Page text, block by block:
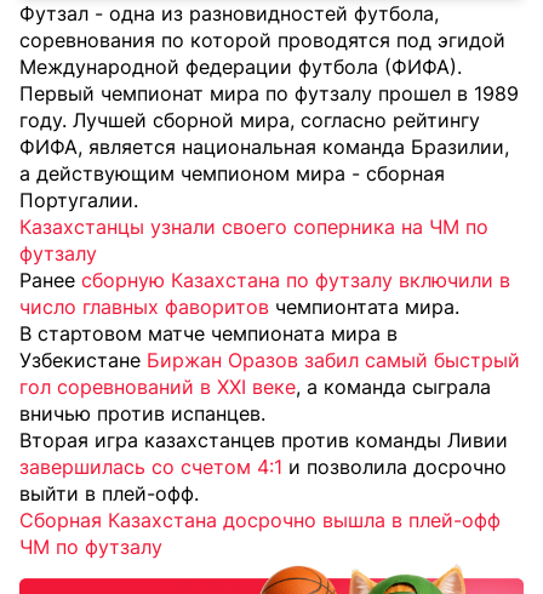
Футзал - одна из разновидностей футбола,
соревнования по которой проводятся под эгидой
Международной федерации футбола (ФИФА).
Первый чемпионат мира по футзалу прошел в 1989
году. Лучшей сборной мира, согласно рейтингу
ФИФА, является национальная команда Бразилии,
а действующим чемпионом мира - сборная
Португалии.
Казахстанцы узнали своего соперника на ЧМ по
футзалу
Ранее сборную Казахстана по футзалу включили в
число главных фаворитов чемпионтата мира.
В стартовом матче чемпионата мира в
Узбекистане Биржан Оразов забил самый быстрый
гол соревнований в XXI веке, а команда сыграла
вничью против испанцев.
Вторая игра казахстанцев против команды Ливии
завершилась со счетом 4:1 и позволила досрочно
выйти в плей-офф.
Сборная Казахстана досрочно вышла в плей-офф
ЧМ по футзалу